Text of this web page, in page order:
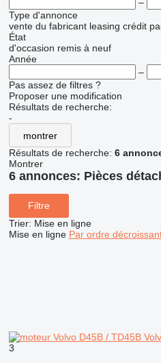
Type d'annonce
vente du fabricant leasing crédit
État
d'occasion remis à neuf
Année
–
Pas assez de filtres ?
Proposer une modification
Résultats de recherche:
-
montrer
Résultats de recherche: 6
Montrer
6 annonces: Pièces
Filtre
Trier: Mise en ligne
Mise en ligne Par ordre
3